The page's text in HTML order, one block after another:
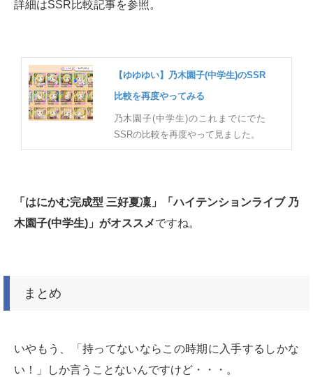
詳細はSSR比較記事を参照。
【ゆゆゆい】乃木園子(中学生)のSSR
比較を再度やってみる
乃木園子(中学生)のこれまでにでた
SSRの比較を再度やって見ました。
「はにかむ完成型 三好夏凜」「ハイテンションライブ 乃
木園子(中学生)」がオススメですね。
まとめ
いやもう、「持ってないならこの時期に入手するしかな
い！」しか言うことないんですけど・・・。